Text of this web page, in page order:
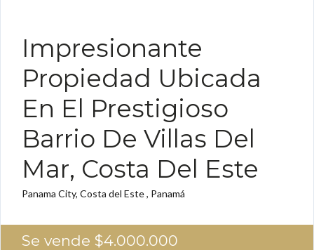
Impresionante
Propiedad Ubicada
En El Prestigioso
Barrio De Villas Del
Mar, Costa Del Este
Panama City, Costa del Este , Panamá
Se vende $4.000.000